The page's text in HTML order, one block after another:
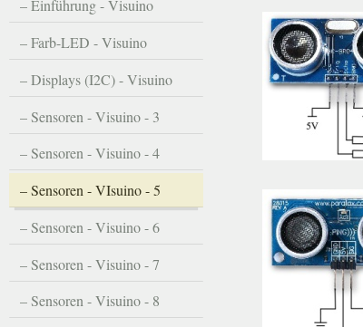
Einführung - Visuino
Farb-LED - Visuino
Displays (I2C) - Visuino
Sensoren - Visuino - 3
Sensoren - Visuino - 4
Sensoren - VIsuino - 5
Sensoren - Visuino - 6
Sensoren - Visuino - 7
Sensoren - Visuino - 8